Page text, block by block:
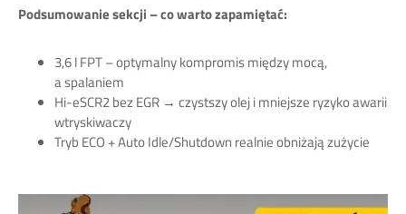
Podsumowanie sekcji – co warto zapamiętać:
3,6 l FPT – optymalny kompromis między mocą,
a spalaniem
Hi-eSCR2 bez EGR → czystszy olej i mniejsze ryzyko awarii
wtryskiwaczy
Tryb ECO + Auto Idle/Shutdown realnie obniżają zużycie